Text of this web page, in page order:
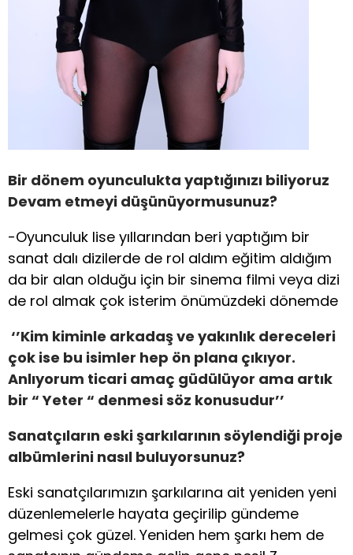
Bir dönem oyunculukta yaptığınızı biliyoruz
Devam etmeyi düşünüyormusunuz?
-Oyunculuk lise yıllarından beri yaptığım bir
sanat dalı dizilerde de rol aldım eğitim aldığım
da bir alan olduğu için bir sinema filmi veya dizi
de rol almak çok isterim önümüzdeki dönemde
‘’Kim kiminle arkadaş ve yakınlık dereceleri
çok ise bu isimler hep ön plana çıkıyor.
Anlıyorum ticari amaç güdülüyor ama artık
bir “ Yeter “ denmesi söz konusudur’’
Sanatçıların eski şarkılarının söylendiği proje
albümlerini nasıl buluyorsunuz?
Eski sanatçılarımızın şarkılarına ait yeniden yeni
düzenlemelerle hayata geçirilip gündeme
gelmesi çok güzel. Yeniden hem şarkı hem de